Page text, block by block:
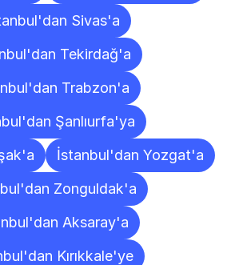
Sivas'a
Tekirdağ'a
Trabzon'a
Şanlıurfa'ya
İstanbul'dan Yozgat'a
Zonguldak'a
Aksaray'a
Kırıkkale'ye